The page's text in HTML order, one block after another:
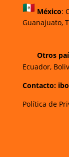
México:
Guanajuato,
Otros
Ecuador,
Contacto:
Política de